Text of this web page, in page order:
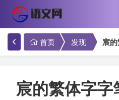
首页 发现 宸
宸的繁体字